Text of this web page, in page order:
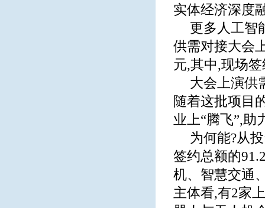
实体经济深度
更多人工智
供需对接大会
元,其中,现场
大会上演供
随着这批项目
业上“腾飞”,助
为何能?从
签约总额的
机、智慧交通
主体看,有2家